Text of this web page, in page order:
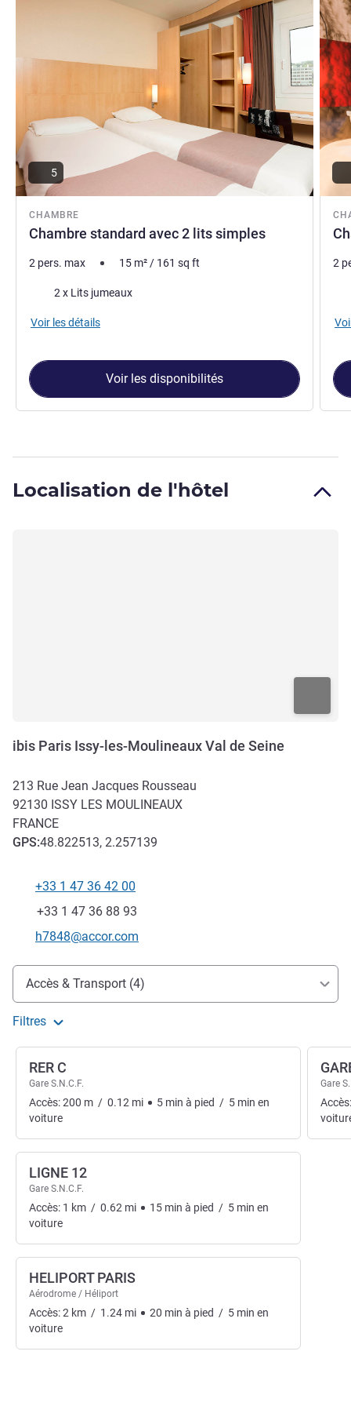
CHAMBRE
Chambre standard avec 2 lits simples
5
2 pers. max 15 m²/ 161 sq ft
Literie2 x Lits jumeaux
Voir les détails
Voir les disponibilités
2
Localisation de l'hôtel
ibis Paris Issy-les-Moulineaux Val de Seine
213 Rue Jean Jacques Rousseau
92130 ISSY LES MOULINEAUX
FRANCE
GPS:48.822513, 2.257139
Téléphone
+33 1 47 36 42 00
Fax
+33 1 47 36 88 93
Email de contact
h7848@accor.com
Accès et transports
Accès & Transport (4)
Filtres
RER C
Gare S.N.C.F.
Accès:200 m / 0.12 mi 5 min à pied / 5 min en
voiture
LIGNE 12
Gare S.N.C.F.
Accès: 1 km / 0.62 mi 15 min à pied / 5 min en
voiture
HELIPORT PARIS
Aérodrome / Héliport
Accès:2 km / 1.24 mi 20 min à pied / 5 min en
voiture
Gare